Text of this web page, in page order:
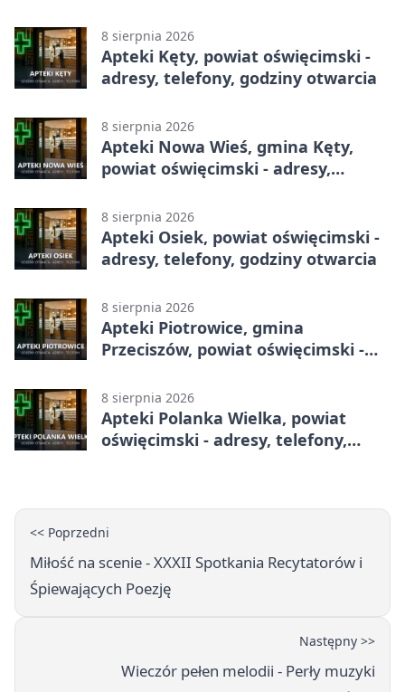
8 sierpnia 2026
Apteki Kęty, powiat oświęcimski -
adresy, telefony, godziny otwarcia
8 sierpnia 2026
Apteki Nowa Wieś, gmina Kęty,
powiat oświęcimski - adresy,
8 sierpnia 2026
Apteki Osiek, powiat oświęcimski -
adresy, telefony, godziny otwarcia
8 sierpnia 2026
Apteki Piotrowice, gmina
Przeciszów, powiat oświęcimski -
8 sierpnia 2026
Apteki Polanka Wielka, powiat
oświęcimski - adresy, telefony,
<< Poprzedni
Miłość na scenie - XXXII Spotkania Recytatorów i
Śpiewających Poezję
Następny >>
Wieczór pełen melodii - Perły muzyki